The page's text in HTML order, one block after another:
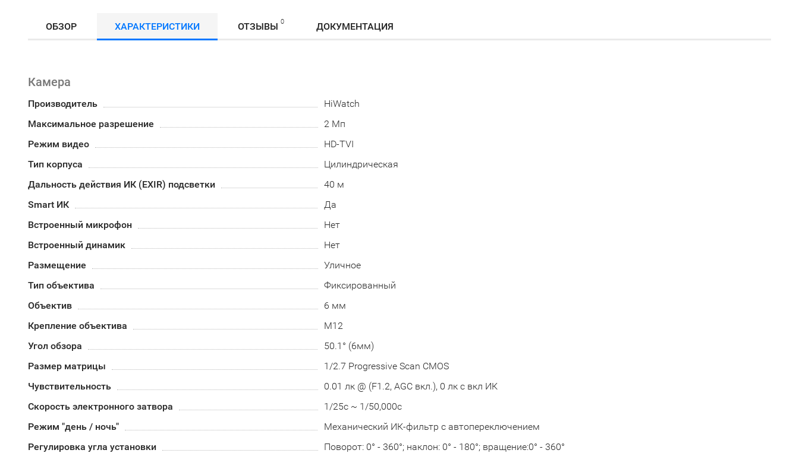
ОБЗОР ХАРАКТЕРИСТИКИ ОТЗЫВЫ 0 ДОКУМЕНТАЦИЯ
Камера
Производитель
HiWatch
Максимальное разрешение
2 Мп
Режим видео
HD-TVI
Тип корпуса
Цилиндрическая
Дальность действия ИК (EXIR) подсветки
40 м
Smart ИК
Да
Встроенный микрофон
Нет
Встроенный динамик
Нет
Размещение
Уличное
Тип объектива
Фиксированный
Объектив
6 мм
Крепление объектива
М12
Угол обзора
50.1° (6мм)
Размер матрицы
1/2.7 Progressive Scan CMOS
Чувствительность
0.01 лк @ (F1.2, AGC вкл.), 0 лк с вкл ИК
Скорость электронного затвора
1/25с ~ 1/50,000с
Режим "день / ночь"
Механический ИК-фильтр с автопереключением
Регулировка угла установки
Поворот: 0° - 360°; наклон: 0° - 180°; вращение:0° - 360°